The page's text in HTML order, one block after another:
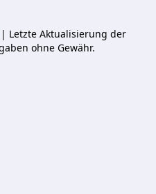
| Letzte Aktualisierung der
ohne Gewähr.